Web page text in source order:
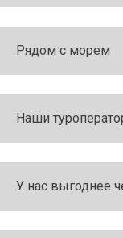
Рядом с морем
Наши
У нас выгоднее